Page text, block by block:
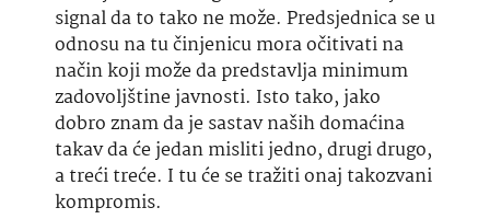
signal da to tako ne može. Predsjednica se u
odnosu na tu činjenicu mora očitivati na
način koji može da predstavlja minimum
zadovoljštine javnosti. Isto tako, jako
dobro znam da je sastav naših domaćina
takav da će jedan misliti jedno, drugi drugo,
a treći treće. I tu će se tražiti onaj takozvani
kompromis.